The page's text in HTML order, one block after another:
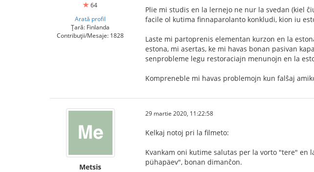
64
Arată profil
Țară: Finlanda
Contribuții/Mesaje: 1828
Plie mi studis en la lernejo ne nur la svedan (kiel
facile ol kutima finnaparolanto konkludi, kion iu
Laste mi partoprenis elementan kurzon en la
estona, mi asertas, ke mi havas bonan pasivan
senprobleme legu restoraciajn menunojn en la
Kompreneble mi havas problemojn kun falŝaj
Metsis
29 martie 2020, 11:22:58
Kelkaj notoj pri la filmeto:
Kvankam oni kutime salutas per la vorto "tere" en
pühapäev", bonan dimanĉon.